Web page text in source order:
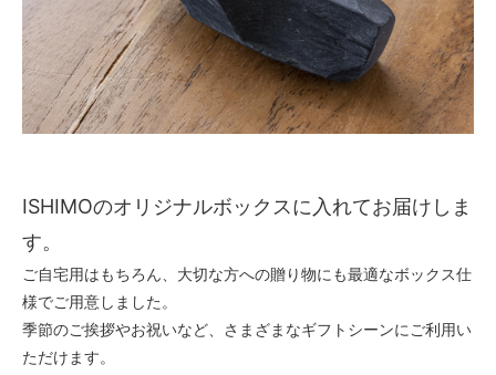
ISHIMOのオリジナルボックスに入れてお届けしま
す。
ご自宅用はもちろん、大切な方への贈り物にも最適なボックス仕
様でご用意しました。
季節のご挨拶やお祝いなど、さまざまなギフトシーンにご利用い
ただけます。